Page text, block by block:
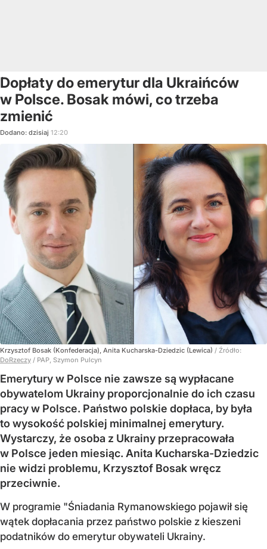
Dopłaty do emerytur dla Ukraińców
w Polsce. Bosak mówi, co trzeba
zmienić
Dodano: dzisiaj 12:20
Krzysztof Bosak (Konfederacja), Anita Kucharska-Dziedzic (Lewica) / Źródło:
DoRzeczy / PAP, Szymon Pulcyn
Emerytury w Polsce nie zawsze są wypłacane
obywatelom Ukrainy proporcjonalnie do ich czasu
pracy w Polsce. Państwo polskie dopłaca, by była
to wysokość polskiej minimalnej emerytury.
Wystarczy, że osoba z Ukrainy przepracowała
w Polsce jeden miesiąc. Anita Kucharska-Dziedzic
nie widzi problemu, Krzysztof Bosak wręcz
przeciwnie.
W programie "Śniadania Rymanowskiego pojawił się
wątek dopłacania przez państwo polskie z kieszeni
podatników do emerytur obywateli Ukrainy.